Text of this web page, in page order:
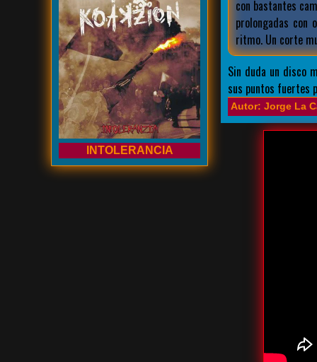
Prholapsus
INTOLERANCIA
con bastantes
prolongadas con
ritmo. Un corte
Sin duda un disco
sus puntos fuertes
Autor: Jorge La